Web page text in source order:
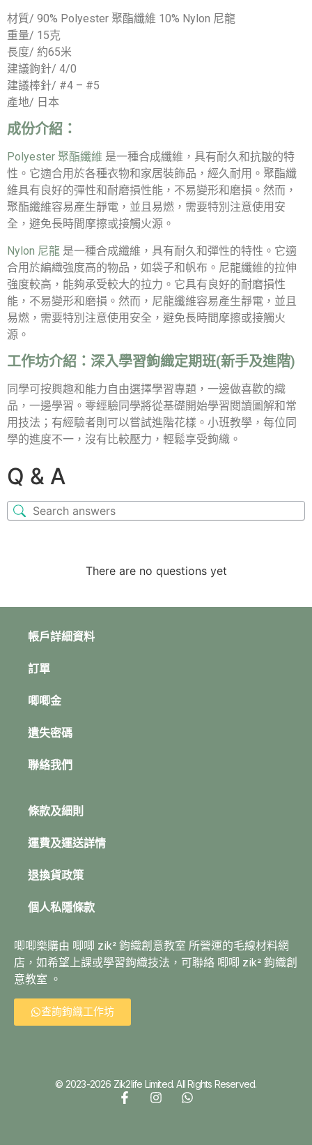
材質/ 90% Polyester 聚酯纖維 10% Nylon 尼龍
重量/ 15克
長度/ 約65米
建議鉤針/ 4/0
建議棒針/ #4 – #5
產地/ 日本
成份介紹：
Polyester 聚酯纖維 是一種合成纖維，具有耐久和抗皺的特
性。它適合用於各種衣物和家居裝飾品，經久耐用。聚酯纖
維具有良好的彈性和耐磨損性能，不易變形和磨損。然而，
聚酯纖維容易產生靜電，並且易燃，需要特別注意使用安
全，避免長時間摩擦或接觸火源。
Nylon 尼龍 是一種合成纖維，具有耐久和彈性的特性。它適
合用於編織強度高的物品，如袋子和帆布。尼龍纖維的拉伸
強度較高，能夠承受較大的拉力。它具有良好的耐磨損性
能，不易變形和磨損。然而，尼龍纖維容易產生靜電，並且
易燃，需要特別注意使用安全，避免長時間摩擦或接觸火
源。
工作坊介紹： 深入學習鉤織定期班(新手及進階)
同學可按興趣和能力自由選擇學習專題，一邊做喜歡的織
品，一邊學習。零經驗同學將從基礎開始學習閱讀圖解和常
用技法；有經驗者則可以嘗試進階花樣。小班教學，每位同
學的進度不一，沒有比較壓力，輕鬆享受鉤織。
Q & A
There are no questions yet
帳戶詳細資料
訂單
唧唧金
遺失密碼
聯絡我們
條款及細則
運費及運送詳情
退換貨政策
個人私隱條款
唧唧樂購由 唧唧 zik² 鉤織創意教室 所營運的毛線材料網
店，如希望上課或學習鉤織技法，可聯絡 唧唧 zik² 鉤織創
意教室 。
查詢鉤織工作坊
© 2023-2026 Zik2life Limited. All Rights Reserved.